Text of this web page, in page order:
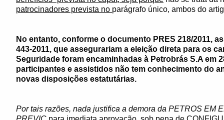
patrocinadores prevista no parágrafo único, ambos do
No entanto, conforme o documento PRES 218/2011,
443-2011, que assegurariam a eleição direta para os
Seguridade foram encaminhadas à Petrobrás S.A em
participantes e assistidos não tem conhecimento do
novas disposições estatutárias.
Por tais razões, nada justifica a demora da PETROS EM